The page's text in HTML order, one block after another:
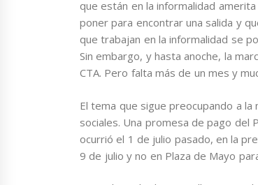
que están en la informalidad
poner para encontrar una salida y
que trabajan en la informalidad se
Sin embargo, y hasta anoche, la
CTA. Pero falta más de un mes y
El tema que sigue preocupando a
sociales. Una promesa de pago del
ocurrió el 1 de julio pasado, en la
9 de julio y no en Plaza de Mayo